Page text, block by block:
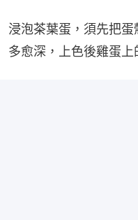
浸泡茶葉蛋，須先把
多愈深，上色後雞蛋上